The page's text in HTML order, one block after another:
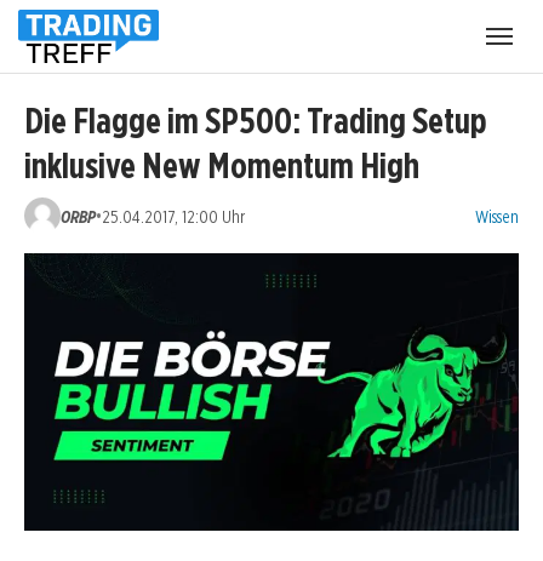
Die Flagge im SP500: Trading Setup
inklusive New Momentum High
ORBP•25.04.2017, 12:00 Uhr Wissen